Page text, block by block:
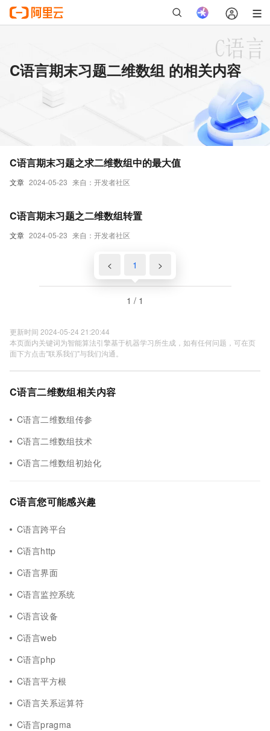
C语言期末习题二维数组 的相关内容
文章 2024-05-23 来自：开发者社区
C语言期末习题之求二维数组中的最大值
文章 2024-05-23 来自：开发者社区
C语言期末习题之二维数组转置
< 1 >
1 / 1
更新时间 2024-05-24 21:20:44
本页面内关键词为智能算法引擎基于机器学习所生成，如有任何问题，可在页
面下方点击"联系我们"与我们沟通。
C语言二维数组相关内容
C语言二维数组传参
C语言二维数组技术
C语言二维数组初始化
C语言您可能感兴趣
C语言跨平台
C语言http
C语言界面
C语言监控系统
C语言设备
C语言web
C语言php
C语言平方根
C语言关系运算符
C语言pragma